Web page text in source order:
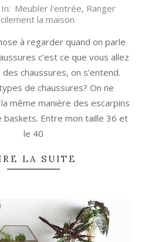
In: Meubler l'entrée, Ranger
la maison
à regarder quand on parle
c’est ce que vous allez
chaussures, on s’entend.
de chaussures? On ne
même manière des escarpins
baskets. Entre mon taille 36 et
le 40
LA SUITE